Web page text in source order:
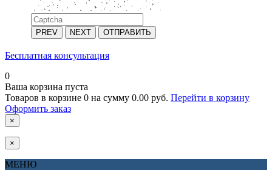
PREV NEXT ОТПРАВИТЬ
Бесплатная консультация
0
Ваша корзина пуста
Товаров в корзине 0 на сумму 0.00 руб. Перейти в корзину
Оформить заказ
×
×
МЕНЮ